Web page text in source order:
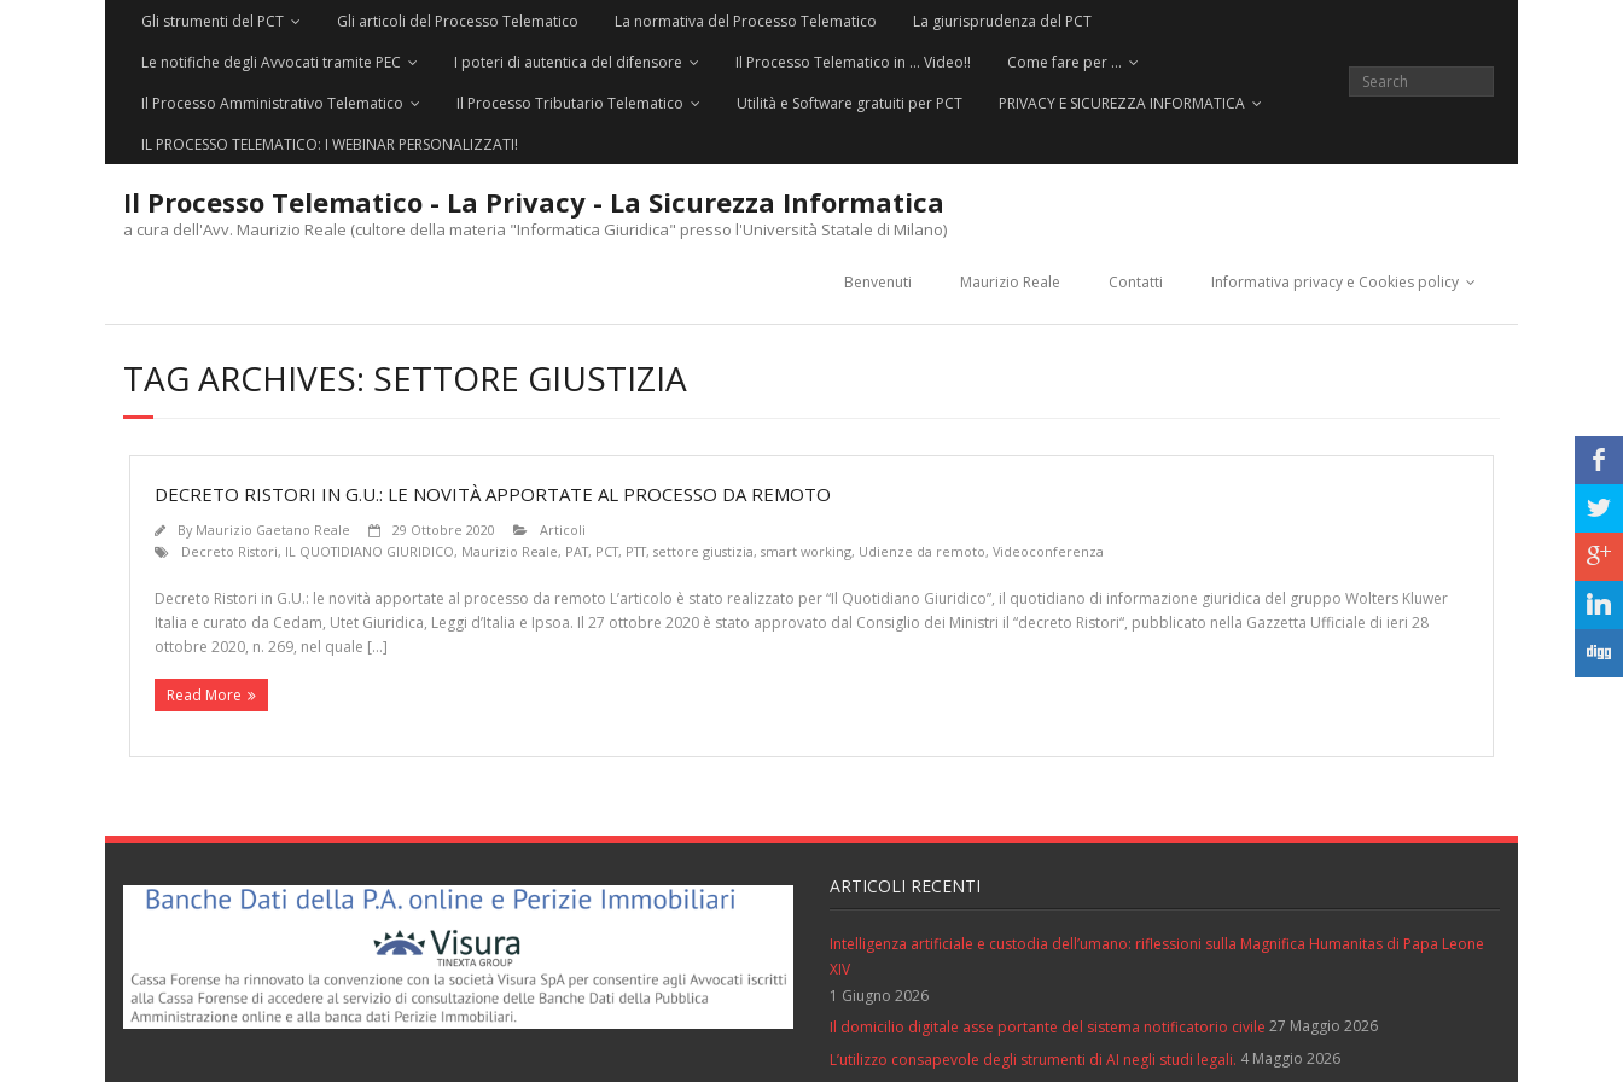
Gli strumenti del PCT Gli articoli del Processo Telematico La normativa del Processo Telematico
La giurisprudenza del PCT
Le notifiche degli Avvocati tramite PEC
I poteri di autentica del difensore Il Processo Telematico in … Video!!
Come fare per …
Il Processo Amministrativo Telematico
Il Processo Tributario Telematico Utilità e Software gratuiti per PCT
PRIVACY E SICUREZZA INFORMATICA
IL PROCESSO TELEMATICO: I WEBINAR PERSONALIZZATI!
Il Processo Telematico - La Privacy - La Sicurezza Informatica
a cura dell'Avv. Maurizio Reale (cultore della materia "Informatica Giuridica" presso l'Università Statale di Milano)
Benvenuti Maurizio Reale Contatti Informativa privacy e Cookies policy
TAG ARCHIVES: SETTORE GIUSTIZIA
DECRETO RISTORI IN G.U.: LE NOVITÀ APPORTATE AL PROCESSO DA REMOTO
By Maurizio Gaetano Reale 29 Ottobre 2020
Articoli
Decreto Ristori, IL QUOTIDIANO GIURIDICO, Maurizio Reale, PAT, PCT, PTT, settore giustizia, smart working, Udienze da remoto, Videoconferenza
Decreto Ristori in G.U.: le novità apportate al processo da remoto L’articolo è stato realizzato per “Il Quotidiano Giuridico”, il quotidiano di informazione giuridica del gruppo Wolters Kluwer
Italia e curato da Cedam, Utet Giuridica, Leggi d’Italia e Ipsoa. Il 27 ottobre 2020 è stato approvato dal Consiglio dei Ministri il “decreto Ristori“, pubblicato nella Gazzetta Ufficiale di ieri 28
ottobre 2020, n. 269, nel quale […]
Read More
ARTICOLI RECENTI
Intelligenza artificiale e custodia dell’umano: riflessioni sulla Magnifica Humanitas di Papa Leone
XIV
1 Giugno 2026
Il domicilio digitale asse portante del sistema notificatorio civile 27 Maggio 2026
L’utilizzo consapevole degli strumenti di AI negli studi legali. 4 Maggio 2026
b
a
c
j
F